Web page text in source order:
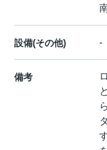
設備(その他) -
備考